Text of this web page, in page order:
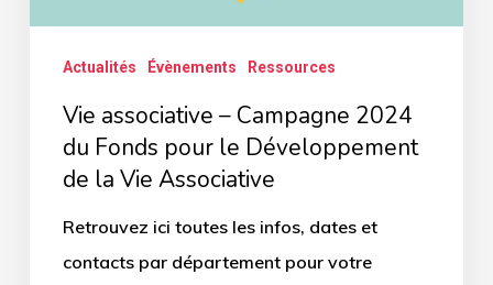
Associative
Actualités Évènements Ressources
Vie associative – Campagne 2024
du Fonds pour le Développement
de la Vie Associative
Retrouvez ici toutes les infos, dates et
contacts par département pour votre